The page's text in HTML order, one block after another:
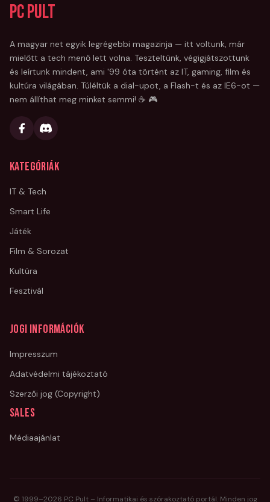
PC Pult
A magyar net egyik legrégebbi magazinja — itt voltunk, már
mielőtt a tech menő lett volna. Teszteltünk, végigjátszottunk
és leírtunk mindent, ami '99 óta történt az IT, gaming, film és
kultúra világában. Túléltük a dial-upot, a Flash-t és az IE6-ot —
nem állíthat meg minket semmi! ☕ 🎮
Kategóriák
IT & Tech
Smart Life
Játék
Film & Sorozat
Kultúra
Fesztivál
Jogi információk
Impresszum
Adatvédelmi tájékoztató
Szerzői jog (Copyright)
Sales
Médiaajánlat
© 1999–2026 PC Pult – Informatikai és szórakoztató portál. Minden jog